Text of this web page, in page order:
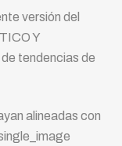
versión del
Y
tendencias de
alineadas con